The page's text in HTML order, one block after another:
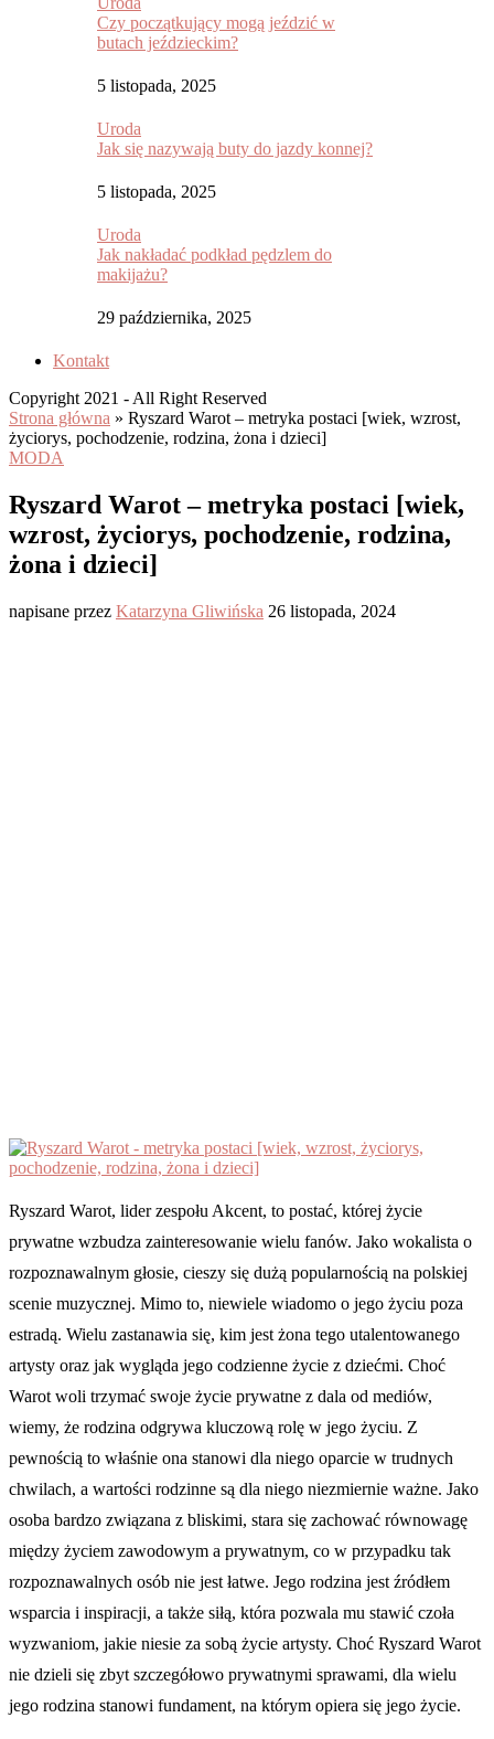
Czy początkujący mogą jeździć w
butach jeździeckim?
5 listopada, 2025
Uroda
Jak się nazywają buty do jazdy konnej?
5 listopada, 2025
Uroda
Jak nakładać podkład pędzlem do
makijażu?
29 października, 2025
Kontakt
Copyright 2021 - All Right Reserved
Strona główna » Ryszard Warot – metryka postaci [wiek, wzrost,
życiorys, pochodzenie, rodzina, żona i dzieci]
MODA
Ryszard Warot – metryka postaci [wiek,
wzrost, życiorys, pochodzenie, rodzina,
żona i dzieci]
napisane przez Katarzyna Gliwińska 26 listopada, 2024
Ryszard Warot, lider zespołu Akcent, to postać, której życie
prywatne wzbudza zainteresowanie wielu fanów. Jako wokalista o
rozpoznawalnym głosie, cieszy się dużą popularnością na polskiej
scenie muzycznej. Mimo to, niewiele wiadomo o jego życiu poza
estradą. Wielu zastanawia się, kim jest żona tego utalentowanego
artysty oraz jak wygląda jego codzienne życie z dziećmi. Choć
Warot woli trzymać swoje życie prywatne z dala od mediów,
wiemy, że rodzina odgrywa kluczową rolę w jego życiu. Z
pewnością to właśnie ona stanowi dla niego oparcie w trudnych
chwilach, a wartości rodzinne są dla niego niezmiernie ważne. Jako
osoba bardzo związana z bliskimi, stara się zachować równowagę
między życiem zawodowym a prywatnym, co w przypadku tak
rozpoznawalnych osób nie jest łatwe. Jego rodzina jest źródłem
wsparcia i inspiracji, a także siłą, która pozwala mu stawić czoła
wyzwaniom, jakie niesie za sobą życie artysty. Choć Ryszard Warot
nie dzieli się zbyt szczegółowo prywatnymi sprawami, dla wielu
jego rodzina stanowi fundament, na którym opiera się jego życie.